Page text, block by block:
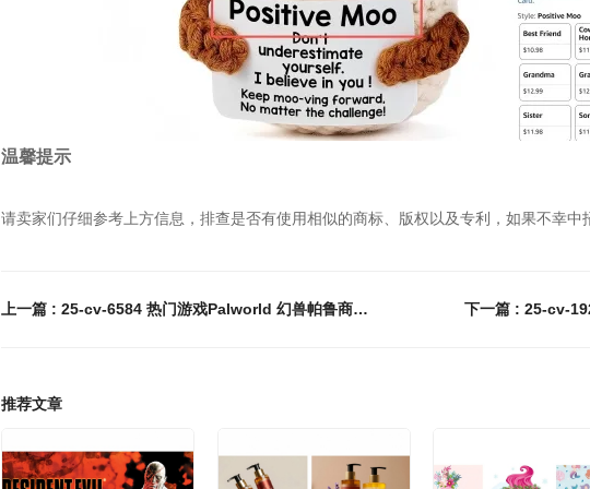
温馨提示
请卖家们仔细参考上方信息，排查是否有使用相似的商标、版权以及专利，如果不幸中
上一篇 : 25-cv-6584 热门游戏Palworld 幻兽帕鲁商标发案！相关周边及文创产品速排查下架！
推荐文章